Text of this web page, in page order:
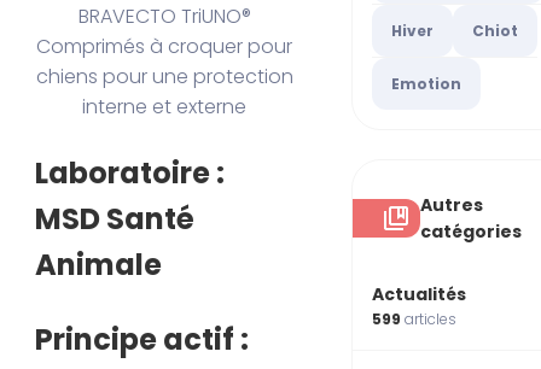
BRAVECTO TriUNO®
Comprimés à croquer pour
chiens pour une protection
interne et externe
Laboratoire :
MSD Santé
Animale
Principe actif :
Hiver Chiot
Emotion
Autres
catégories
Actualités
599articles